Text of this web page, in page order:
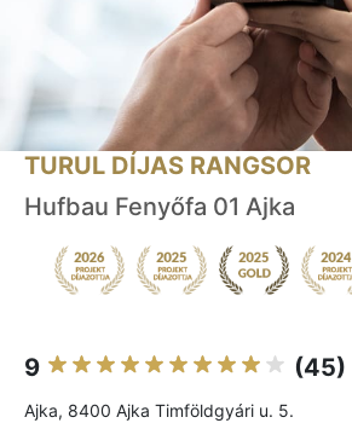
TURUL DÍJAS RANGSOR
Hufbau Fenyőfa 01 Ajka
9 (45)
Ajka, 8400 Ajka Timföldgyári u. 5.